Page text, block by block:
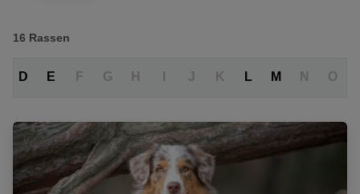
16 Rassen
D E F G H J K L M N O